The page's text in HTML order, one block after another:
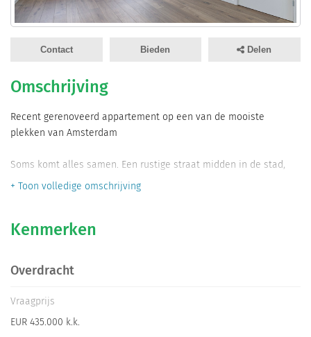
Contact Bieden Delen
Omschrijving
Recent gerenoveerd appartement op een van de mooiste
plekken van Amsterdam
Soms komt alles samen. Een rustige straat midden in de stad,
een vernieuwd appartement waar u zó in kunt trekken én een
gerenoveerd 2-kamerappartement op eigen grond, gelegen in de
Hier woont u tussen de historische grachten, karakteristieke
binnenstad altijd dichtbij is. De Fokke Simonszstraat staat
bekend als een rustige en vriendelijke straat waar bewoners
+ Toon volledige omschrijving
Kenmerken
Overdracht
Vraagprijs
EUR 435.000 k.k.